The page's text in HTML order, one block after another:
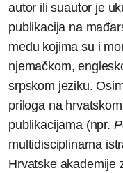
autor ili suautor je
publikacija na
među kojima su i
njemačkom,
srpskom jeziku.
priloga na
publikacijama (npr.
multidisciplinarna
Hrvatske akademije